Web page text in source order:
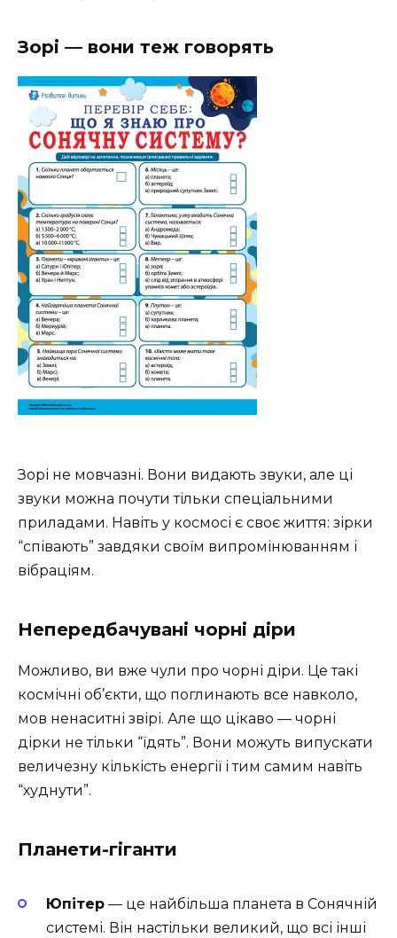
Зорі — вони теж говорять
Зорі не мовчазні. Вони видають звуки, але ці
звуки можна почути тільки спеціальними
приладами. Навіть у космосі є своє життя: зірки
“співають” завдяки своїм випромінюванням і
вібраціям.
Непередбачувані чорні діри
Можливо, ви вже чули про чорні діри. Це такі
космічні об’єкти, що поглинають все навколо,
мов ненаситні звірі. Але що цікаво — чорні
дірки не тільки “їдять”. Вони можуть випускати
величезну кількість енергії і тим самим навіть
“худнути”.
Планети-гіганти
Юпітер — це найбільша планета в Сонячній
системі. Він настільки великий, що всі інші